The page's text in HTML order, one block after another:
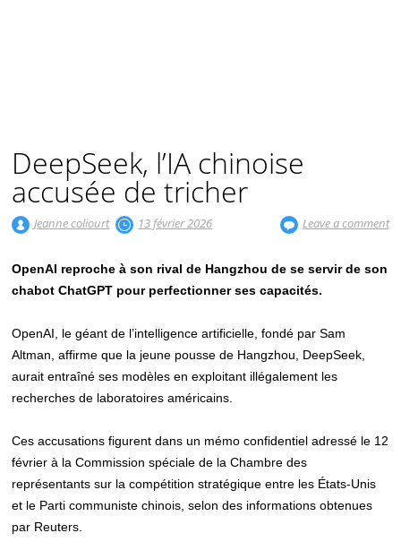
DeepSeek, l’IA chinoise
accusée de tricher
Jeanne coliourt 13 février 2026 Leave a comment
OpenAI reproche à son rival de Hangzhou de se servir de son
chabot ChatGPT pour perfectionner ses capacités.
OpenAI, le géant de l’intelligence artificielle, fondé par Sam
Altman, affirme que la jeune pousse de Hangzhou, DeepSeek,
aurait entraîné ses modèles en exploitant illégalement les
recherches de laboratoires américains.
Ces accusations figurent dans un mémo confidentiel adressé le 12
février à la Commission spéciale de la Chambre des
représentants sur la compétition stratégique entre les États-Unis
et le Parti communiste chinois, selon des informations obtenues
par Reuters.